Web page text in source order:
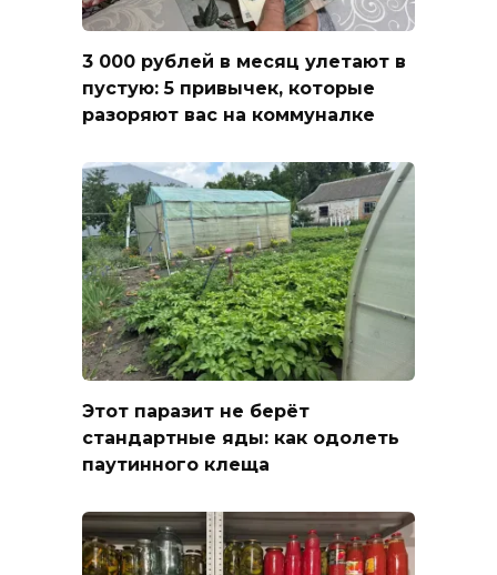
3 000 рублей в месяц улетают в
пустую: 5 привычек, которые
разоряют вас на коммуналке
Этот паразит не берёт
стандартные яды: как одолеть
паутинного клеща